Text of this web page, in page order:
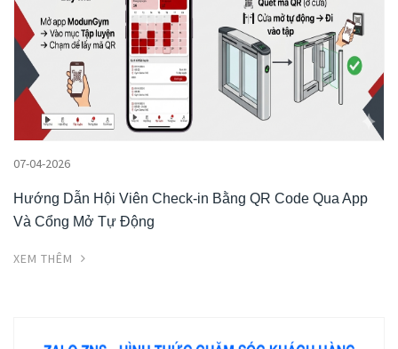
07-04-2026
Hướng Dẫn Hội Viên Check-in Bằng QR Code Qua App
Và Cổng Mở Tự Động
XEM THÊM